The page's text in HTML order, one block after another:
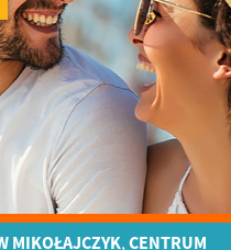
MIKOŁAJCZYK, CENTRUM